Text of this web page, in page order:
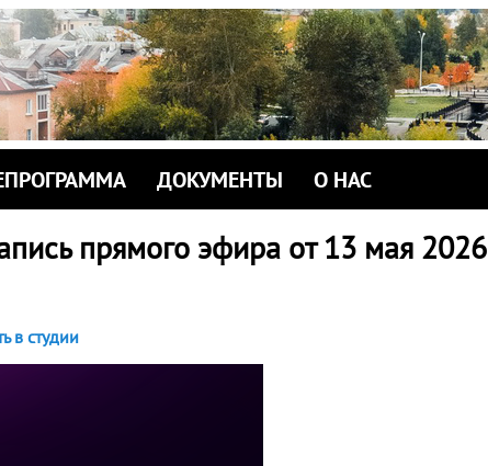
ДОКУМЕНТЫ О НАС
прямого эфира от 13 мая 2026
в студии